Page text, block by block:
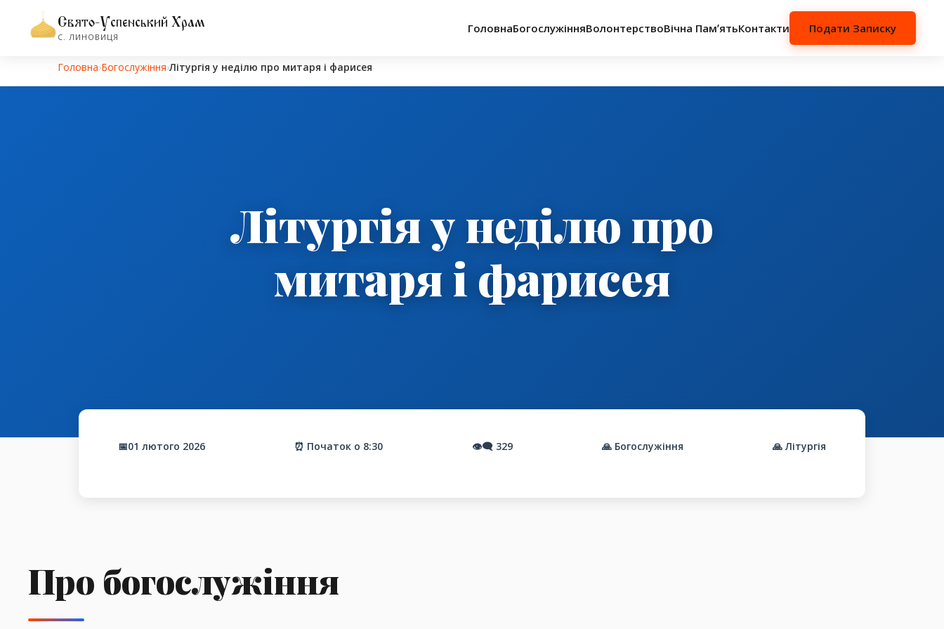
Свято-Успенський Храм
С. ЛИНОВИЦЯ
ГоловнаБогослужінняВолонтерствоВічна ПамʼятьКонтакти Подати Записку
Головна›Богослужіння›Літургія у неділю про митаря і фарисея
Літургія у неділю про
митаря і фарисея
📅01 лютого 2026 ⏰ Початок о 8:30 👁️‍🗨️ 329 🙏 Богослужіння 🙏 Літургія
Про богослужіння